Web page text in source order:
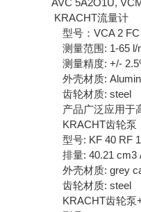
AVC 5A2O1U,
KRACHT流量计
型号：VCA 2
测量范围: 1-65
测量精度: +/-
外壳材质:
齿轮材质: steel
产品广泛应用于
KRACHT齿轮泵
型号: KF 40 RF
排量: 40.21 cm3
外壳材质: grey
齿轮材质: steel
KRACHT齿轮泵